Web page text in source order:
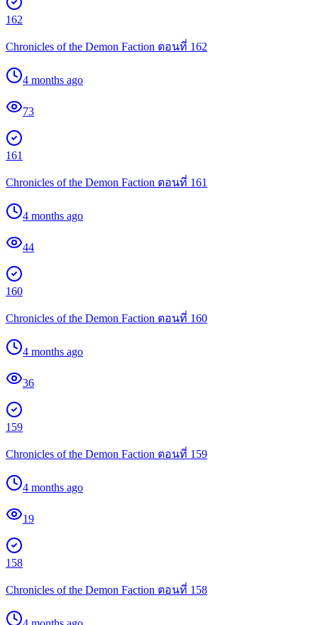
162
Chronicles of the Demon Faction ตอนที่ 162
4 months ago
73
161
Chronicles of the Demon Faction ตอนที่ 161
4 months ago
44
160
Chronicles of the Demon Faction ตอนที่ 160
4 months ago
36
159
Chronicles of the Demon Faction ตอนที่ 159
4 months ago
19
158
Chronicles of the Demon Faction ตอนที่ 158